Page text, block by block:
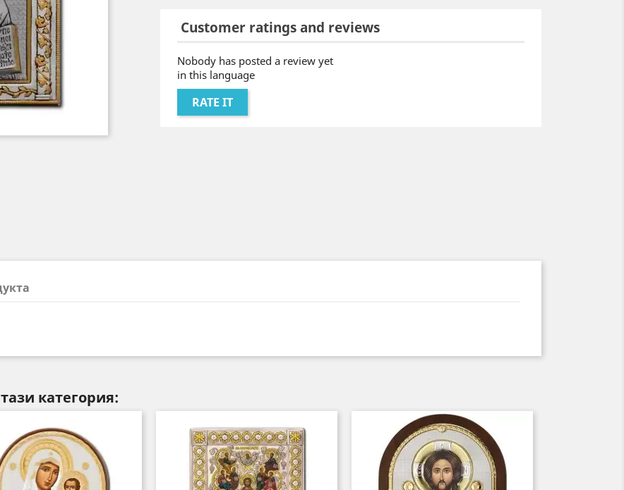
Customer ratings and reviews
Nobody has posted a review yet
in this language
RATE IT
категория: